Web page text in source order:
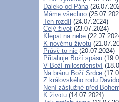
Daleko od Pána
Máme všechno
Ten rozdíl (24.07.2024)
Celý život (23.07.2024)
Klepat na nebe
K novému životu
Právě to nic (20.07.2024)
Přitahuje Boží spásu
V Boží milosrdenství
Na bránu Boží Srdce
Z královského rodu
Není záslužné před
K životu (14.07.2024)